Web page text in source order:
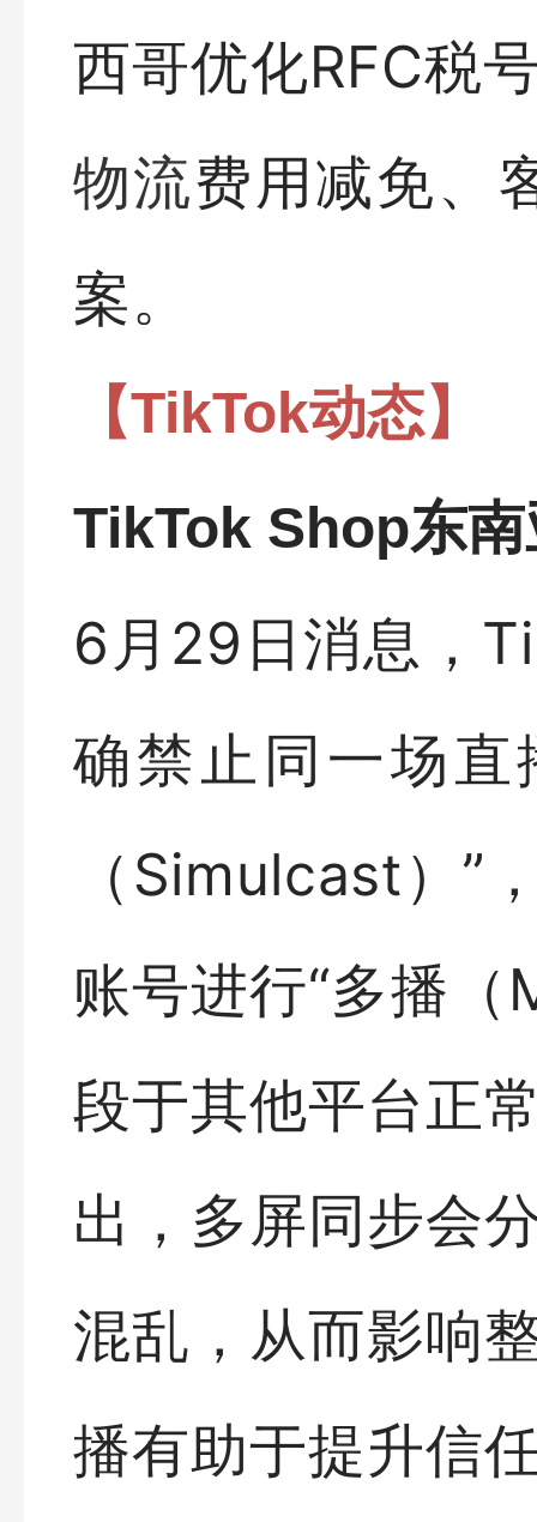
西哥优化RFC税
物流费用减免、
案。
【TikTok动态】
TikTok Shop东南
6月29日消息，
确禁止同一场直
（Simulcast）”
账号进行“多播
段于其他平台正
出，多屏同步会
混乱，从而影响
播有助于提升信